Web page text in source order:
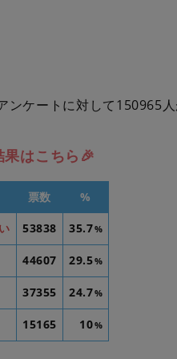
ンケートに対して150965
はこちら🎉
票数 %
53838 35.7%
44607 29.5%
37355 24.7%
15165 10%